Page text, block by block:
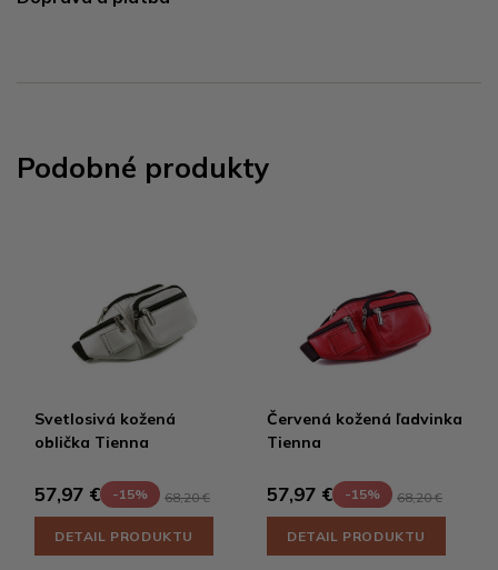
Podobné produkty
Svetlosivá kožená
oblička Tienna
57,97 € -15% 68,20 €
DETAIL PRODUKTU
Červená kožená ľadvinka
Tienna
57,97 € -15% 68,20 €
DETAIL PRODUKTU